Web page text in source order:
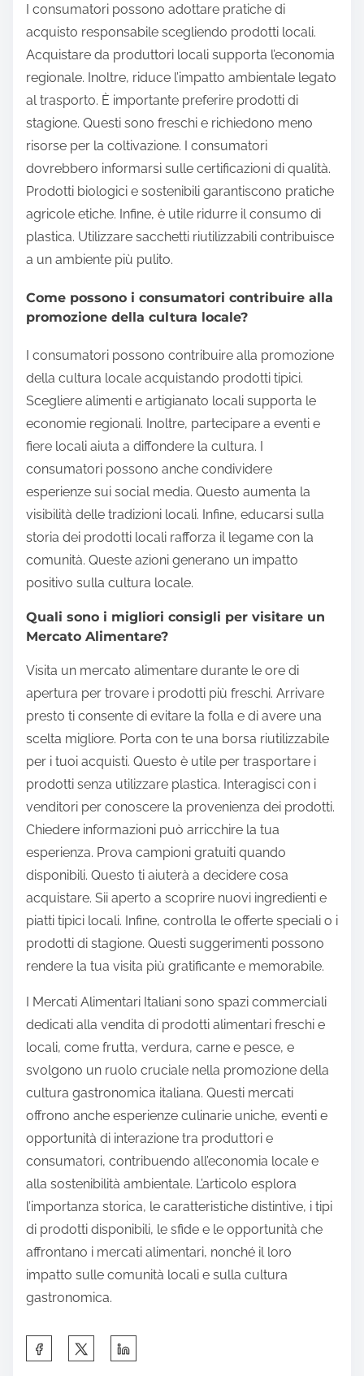
I consumatori possono adottare pratiche di
acquisto responsabile scegliendo prodotti locali.
Acquistare da produttori locali supporta l’economia
regionale. Inoltre, riduce l’impatto ambientale legato
al trasporto. È importante preferire prodotti di
stagione. Questi sono freschi e richiedono meno
risorse per la coltivazione. I consumatori
dovrebbero informarsi sulle certificazioni di qualità.
Prodotti biologici e sostenibili garantiscono pratiche
agricole etiche. Infine, è utile ridurre il consumo di
plastica. Utilizzare sacchetti riutilizzabili contribuisce
a un ambiente più pulito.
Come possono i consumatori contribuire alla
promozione della cultura locale?
I consumatori possono contribuire alla promozione
della cultura locale acquistando prodotti tipici.
Scegliere alimenti e artigianato locali supporta le
economie regionali. Inoltre, partecipare a eventi e
fiere locali aiuta a diffondere la cultura. I
consumatori possono anche condividere
esperienze sui social media. Questo aumenta la
visibilità delle tradizioni locali. Infine, educarsi sulla
storia dei prodotti locali rafforza il legame con la
comunità. Queste azioni generano un impatto
positivo sulla cultura locale.
Quali sono i migliori consigli per visitare un
Mercato Alimentare?
Visita un mercato alimentare durante le ore di
apertura per trovare i prodotti più freschi. Arrivare
presto ti consente di evitare la folla e di avere una
scelta migliore. Porta con te una borsa riutilizzabile
per i tuoi acquisti. Questo è utile per trasportare i
prodotti senza utilizzare plastica. Interagisci con i
venditori per conoscere la provenienza dei prodotti.
Chiedere informazioni può arricchire la tua
esperienza. Prova campioni gratuiti quando
disponibili. Questo ti aiuterà a decidere cosa
acquistare. Sii aperto a scoprire nuovi ingredienti e
piatti tipici locali. Infine, controlla le offerte speciali o i
prodotti di stagione. Questi suggerimenti possono
rendere la tua visita più gratificante e memorabile.
I Mercati Alimentari Italiani sono spazi commerciali
dedicati alla vendita di prodotti alimentari freschi e
locali, come frutta, verdura, carne e pesce, e
svolgono un ruolo cruciale nella promozione della
cultura gastronomica italiana. Questi mercati
offrono anche esperienze culinarie uniche, eventi e
opportunità di interazione tra produttori e
consumatori, contribuendo all’economia locale e
alla sostenibilità ambientale. L’articolo esplora
l’importanza storica, le caratteristiche distintive, i tipi
di prodotti disponibili, le sfide e le opportunità che
affrontano i mercati alimentari, nonché il loro
impatto sulle comunità locali e sulla cultura
gastronomica.